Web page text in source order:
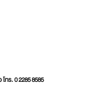
ร. 0 2285 8585